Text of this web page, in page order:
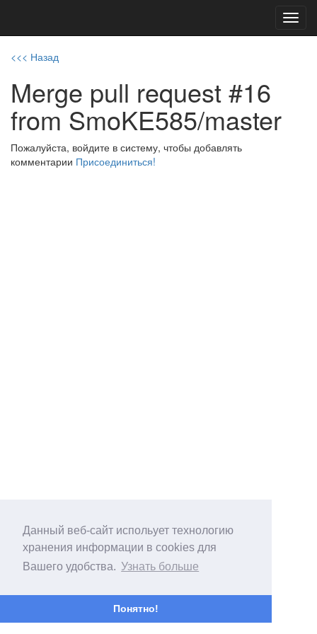
Данный веб-сайт испольует технологию
хранения информации в cookies для
Вашего удобства. Узнать больше
Понятно!
<<< Назад
Merge pull request #16
from SmoKE585/master
Пожалуйста, войдите в систему, чтобы добавлять
комментарии Присоединиться!